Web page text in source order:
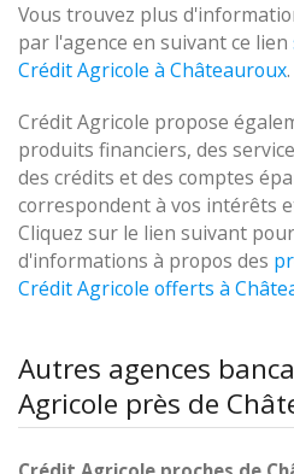
Vous trouvez plus
par l'agence en suivant ce lien
Crédit Agricole à Châteauroux.
Crédit Agricole propose
produits financiers, des
des crédits et des comptes
correspondent à vos intérêts
Cliquez sur le lien suivant
d'informations à propos des
Crédit Agricole offerts à
Autres agences
Agricole près de